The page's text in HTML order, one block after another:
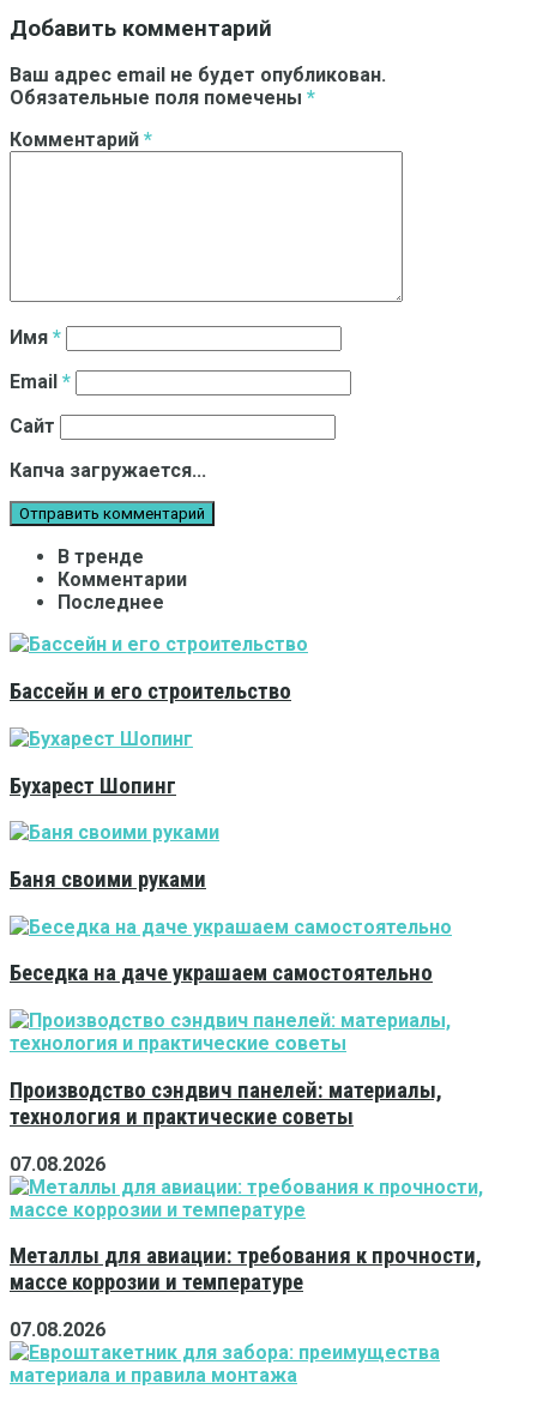
Добавить комментарий
Ваш адрес email не будет опубликован.
Обязательные поля помечены *
Комментарий *
Имя *
Email *
Сайт
Капча загружается...
В тренде
Комментарии
Последнее
Бассейн и его строительство
Бухарест Шопинг
Баня своими руками
Беседка на даче украшаем самостоятельно
Производство сэндвич панелей: материалы,
технология и практические советы
07.08.2026
Металлы для авиации: требования к прочности,
массе коррозии и температуре
07.08.2026